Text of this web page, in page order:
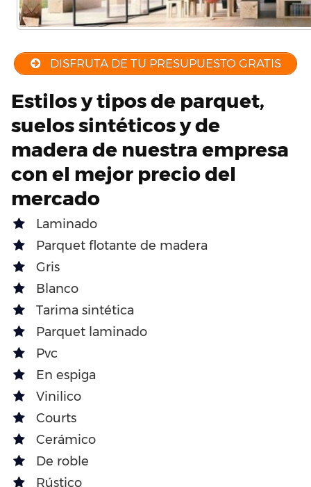
DISFRUTA DE TU PRESUPUESTO GRATIS
Estilos y tipos de parquet,
suelos sintéticos y de
madera de nuestra empresa
con el mejor precio del
mercado
Laminado
Parquet flotante de madera
Gris
Blanco
Tarima sintética
Parquet laminado
Pvc
En espiga
Vinilico
Courts
Cerámico
De roble
Rústico